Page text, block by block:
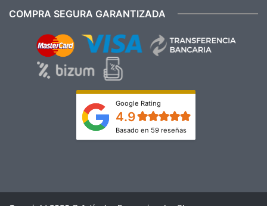
COMPRA SEGURA GARANTIZADA
Google Rating
4.9
Basado en 59 reseñas